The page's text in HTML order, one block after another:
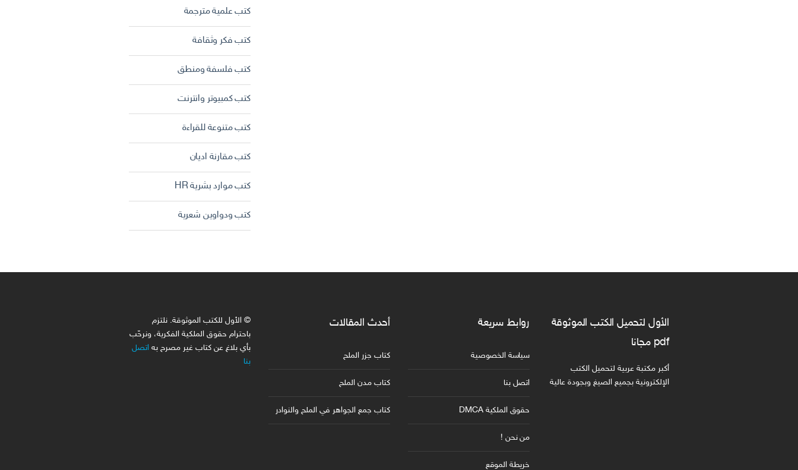
كتب علمية مترجمة
كتب فكر وثقافة
كتب فلسفة ومنطق
كتب كمبيوتر وانترنت
كتب متنوعة للقراءة
كتب مقارنة اديان
كتب موارد بشرية HR
كتب ودواوين شعرية
الأول لتحميل الكتب الموثوقة
pdf مجانا
أكبر مكتبة عربية لتحميل الكتب
الإلكترونية بجميع الصيغ وبجودة عالية
روابط سريعة
سياسة الخصوصية
اتصل بنا
حقوق الملكية DMCA
من نحن !
خريطة الموقع
أحدث المقالات
كتاب جزر الملح
كتاب مدن الملح
كتاب جمع الجواهر في الملح والنوادر
© الأول للكتب الموثوقة. نلتزم
باحترام حقوق الملكية الفكرية، ونرحّب
بأي بلاغ عن كتاب غير مصرح به اتصل
بنا